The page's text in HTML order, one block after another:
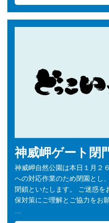
神威岬ゲート閉
神威岬自然公園は本日１月２
への対応作業のため閉園とし
閉鎖といたします。 ご迷惑
保対策にご理解とご協力をお